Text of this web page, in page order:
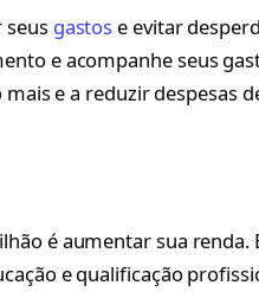
seus gastos e evitar
e acompanhe seus
e a reduzir despesas
é aumentar sua renda.
e qualificação